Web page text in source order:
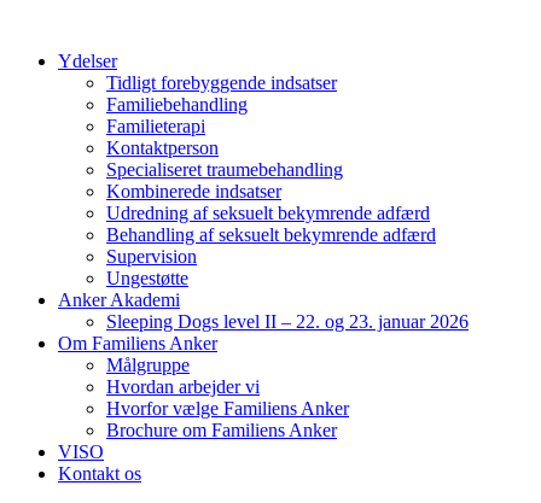
indholdYdelser
Tidligt forebyggende indsatser
Familiebehandling
Familieterapi
Kontaktperson
Specialiseret traumebehandling
Kombinerede indsatser
Udredning af seksuelt bekymrende adfærd
Behandling af seksuelt bekymrende adfærd
Supervision
Ungestøtte
Anker Akademi
Sleeping Dogs level II – 22. og 23. januar 2026
Om Familiens Anker
Målgruppe
Hvordan arbejder vi
Hvorfor vælge Familiens Anker
Brochure om Familiens Anker
VISO
Kontakt os